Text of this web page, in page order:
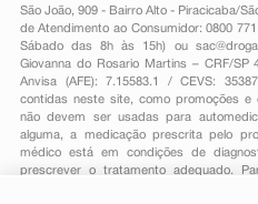
São João, 909 - Bairro Alto - Piracicaba/
de Atendimento ao Consumidor: 0800
Sábado das 8h às 15h) ou
Giovanna do Rosario Martins – CRF/SP
Anvisa (AFE): 7.15583.1 / CEVS:
contidas neste site, como promoções e
não devem ser usadas para
alguma, a medicação prescrita pelo
médico está em condições de
prescrever o tratamento adequado.